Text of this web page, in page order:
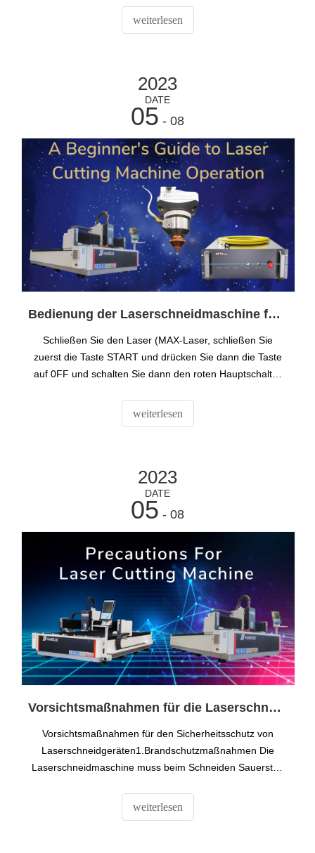
Material schmilzt, verbrennt, verdampft oder von einem
Gasstrahl weggeblasen wird
weiterlesen
2023
DATE
05 - 08
Bedienung der Laserschneidmaschine für Einsteiger
Schließen Sie den Laser (MAX-Laser, schließen Sie
zuerst die Taste START und drücken Sie dann die Taste
auf 0FF und schalten Sie dann den roten Hauptschalter
und schalten Sie dann den roten Hauptschalter 0FF aus)
weiterlesen
2023
DATE
05 - 08
Vorsichtsmaßnahmen für die Laserschneidmaschine
Vorsichtsmaßnahmen für den Sicherheitsschutz von
Laserschneidgeräten1.Brandschutzmaßnahmen Die
Laserschneidmaschine muss beim Schneiden Sauerstoff
insbesondere in der Nähe der Sauerstoffflasche, sollte
das Rauchen verboten werden, um versteckte Gefahren
weiterlesen